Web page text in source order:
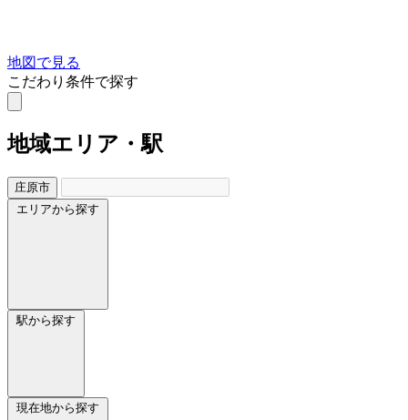
地図で見る
こだわり条件で探す
地域エリア・駅
庄原市
エリアから探す
駅から探す
現在地から探す